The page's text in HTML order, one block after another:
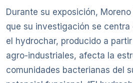
Durante su exposición,
que su investigación se centra
el hydrochar, producido a
agro-industriales, afecta la
comunidades bacterianas del